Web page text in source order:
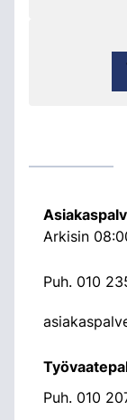
Arkisin
Puh. 010
Puh. 010